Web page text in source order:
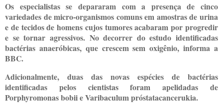
Os especialistas se depararam com a presença de cinco
variedades de micro-organismos comuns em amostras de urina
e de tecidos de homens cujos tumores acabaram por progredir
e se tornar agressivos. No decorrer do estudo identificadas
bactérias anaeróbicas, que crescem sem oxigênio, informa a
BBC.
Adicionalmente, duas das novas espécies de bactérias
identificadas pelos cientistas foram apelidadas de
Porphyromonas bobii e Varibaculum próstatacancerukia.